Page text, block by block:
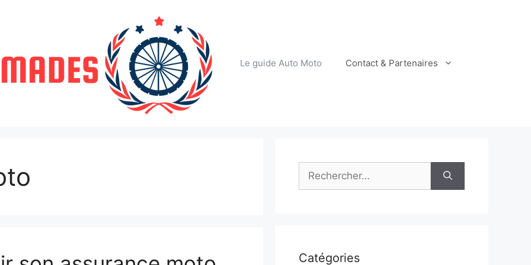
Le guide Auto Moto Contact & Partenaires
Rechercher :
Catégories